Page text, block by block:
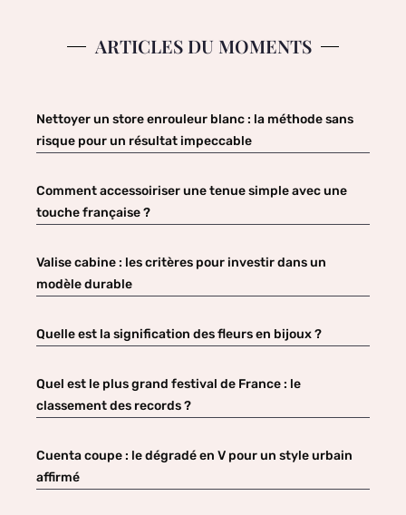
ARTICLES DU MOMENTS
Nettoyer un store enrouleur blanc : la méthode sans
risque pour un résultat impeccable
Comment accessoiriser une tenue simple avec une
touche française ?
Valise cabine : les critères pour investir dans un
modèle durable
Quelle est la signification des fleurs en bijoux ?
Quel est le plus grand festival de France : le
classement des records ?
Cuenta coupe : le dégradé en V pour un style urbain
affirmé